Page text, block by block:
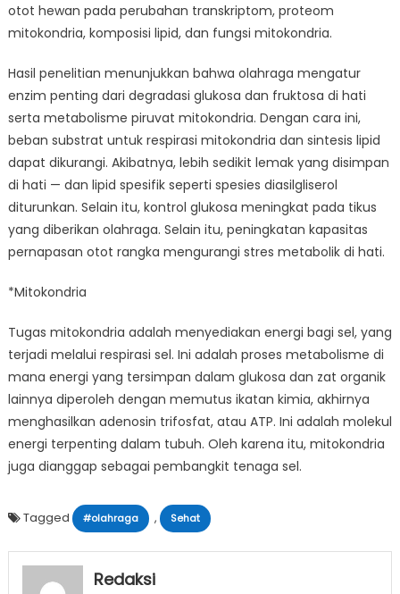
otot hewan pada perubahan transkriptom, proteom
mitokondria, komposisi lipid, dan fungsi mitokondria.
Hasil penelitian menunjukkan bahwa olahraga mengatur
enzim penting dari degradasi glukosa dan fruktosa di hati
serta metabolisme piruvat mitokondria. Dengan cara ini,
beban substrat untuk respirasi mitokondria dan sintesis lipid
dapat dikurangi. Akibatnya, lebih sedikit lemak yang disimpan
di hati — dan lipid spesifik seperti spesies diasilgliserol
diturunkan. Selain itu, kontrol glukosa meningkat pada tikus
yang diberikan olahraga. Selain itu, peningkatan kapasitas
pernapasan otot rangka mengurangi stres metabolik di hati.
*Mitokondria
Tugas mitokondria adalah menyediakan energi bagi sel, yang
terjadi melalui respirasi sel. Ini adalah proses metabolisme di
mana energi yang tersimpan dalam glukosa dan zat organik
lainnya diperoleh dengan memutus ikatan kimia, akhirnya
menghasilkan adenosin trifosfat, atau ATP. Ini adalah molekul
energi terpenting dalam tubuh. Oleh karena itu, mitokondria
juga dianggap sebagai pembangkit tenaga sel.
Tagged #olahraga , Sehat
Redaksi